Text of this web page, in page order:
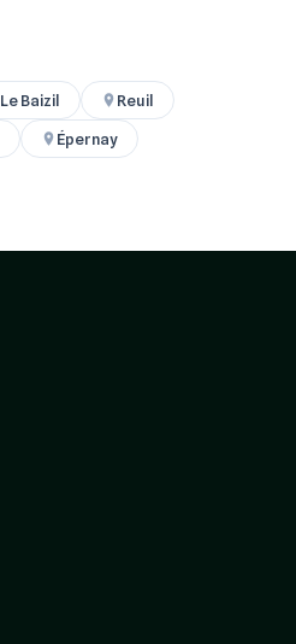
Le Baizil
Reuil
Épernay